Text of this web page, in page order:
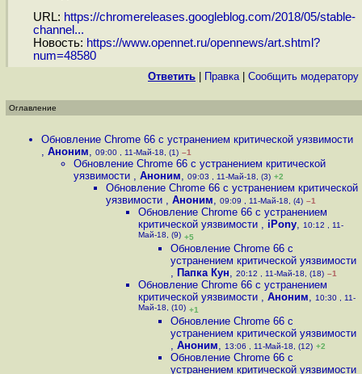
URL: https://chromereleases.googleblog.com/2018/05/stable-
channel...
Новость: https://www.opennet.ru/opennews/art.shtml?
num=48580
Ответить Правка| Cообщить модератору
Оглавление
Обновление Chrome 66 с устранением критической уязвимости
, Аноним, 09:00 , 11-Май-18, (1) –1
Обновление Chrome 66 с устранением критической
уязвимости , Аноним, 09:03 , 11-Май-18, (3) +2
Обновление Chrome 66 с устранением критической
уязвимости , Аноним, 09:09 , 11-Май-18, (4) –1
Обновление Chrome 66 с устранением
критической уязвимости , iPony, 10:12 , 11-
Май-18, (9) +5
Обновление Chrome 66 с
устранением критической уязвимости
, Папка Кун, 20:12 , 11-Май-18, (18) –1
Обновление Chrome 66 с устранением
критической уязвимости , Аноним, 10:30 , 11-
Май-18, (10) +1
Обновление Chrome 66 с
устранением критической уязвимости
, Аноним, 13:06 , 11-Май-18, (12) +2
Обновление Chrome 66 с
устранением критической уязвимости